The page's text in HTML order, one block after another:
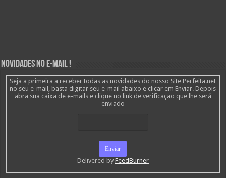
Novidades no E-mail !
Seja a primeira a receber todas as novidades do nosso Site Perfeita.net
no seu e-mail, basta digitar seu e-mail abaixo e clicar em Enviar. Depois
abra sua caixa de e-mails e clique no link de verificação que lhe será
enviado
Delivered by FeedBurner